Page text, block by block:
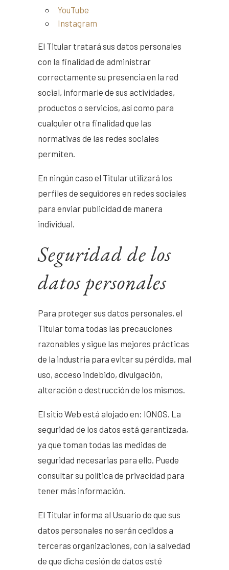
YouTube
Instagram
El Titular tratará sus datos personales
con la finalidad de administrar
correctamente su presencia en la red
social, informarle de sus actividades,
productos o servicios, así como para
cualquier otra finalidad que las
normativas de las redes sociales
permiten.
En ningún caso el Titular utilizará los
perfiles de seguidores en redes sociales
para enviar publicidad de manera
individual.
Seguridad de los
datos personales
Para proteger sus datos personales, el
Titular toma todas las precauciones
razonables y sigue las mejores prácticas
de la industria para evitar su pérdida, mal
uso, acceso indebido, divulgación,
alteración o destrucción de los mismos.
El sitio Web está alojado en: IONOS. La
seguridad de los datos está garantizada,
ya que toman todas las medidas de
seguridad necesarias para ello. Puede
consultar su política de privacidad para
tener más información.
El Titular informa al Usuario de que sus
datos personales no serán cedidos a
terceras organizaciones, con la salvedad
de que dicha cesión de datos esté